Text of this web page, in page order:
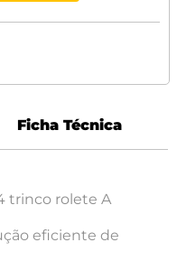
Ficha Técnica
trinco rolete A
eficiente de